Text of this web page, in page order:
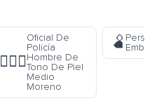
👮🏾‍♂️
Oficial De
Policía
Hombre De
Tono De Piel
Medio
Moreno
🫄